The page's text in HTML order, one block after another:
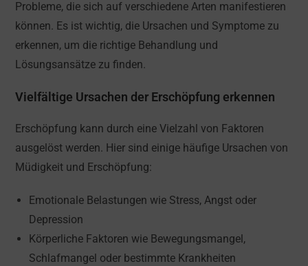
Probleme, die sich auf verschiedene Arten manifestieren
können. Es ist wichtig, die Ursachen und Symptome zu
erkennen, um die richtige Behandlung und
Lösungsansätze zu finden.
Vielfältige Ursachen der Erschöpfung erkennen
Erschöpfung kann durch eine Vielzahl von Faktoren
ausgelöst werden. Hier sind einige häufige Ursachen von
Müdigkeit und Erschöpfung:
Emotionale Belastungen wie Stress, Angst oder
Depression
Körperliche Faktoren wie Bewegungsmangel,
Schlafmangel oder bestimmte Krankheiten